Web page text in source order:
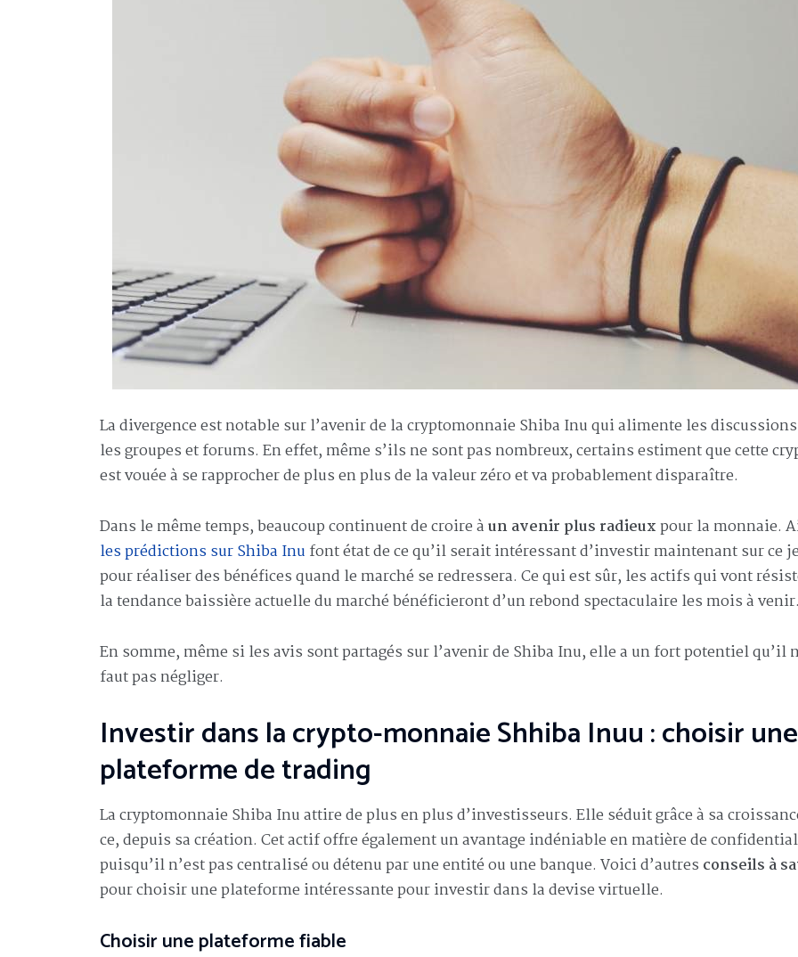
La divergence est notable sur l’avenir de la cryptomonnaie Shiba Inu qui alimente les
les groupes et forums. En effet, même s’ils ne sont pas nombreux, certains estiment que cette
est vouée à se rapprocher de plus en plus de la valeur zéro et va probablement disparaître.
Dans le même temps, beaucoup continuent de croire àun avenir plus radieuxpour la monnaie.
les prédictions sur Shiba Inu font état de ce qu’il serait intéressant d’investir maintenant sur ce
pour réaliser des bénéfices quand le marché se redressera. Ce qui est sûr, les actifs qui vont
la tendance baissière actuelle du marché bénéficieront d’un rebond spectaculaire les mois à venir.
En somme, même si les avis sont partagés sur l’avenir de Shiba Inu, elle a un fort potentiel qu’il
faut pas négliger.
Investir dans la crypto-monnaie Shhiba Inuu : choisir une
plateforme de trading
La cryptomonnaie Shiba Inu attire de plus en plus d’investisseurs. Elle séduit grâce à sa
ce, depuis sa création. Cet actif offre également un avantage indéniable en matière de
puisqu’il n’est pas centralisé ou détenu par une entité ou une banque. Voici d’autres conseils à
pour choisir une plateforme intéressante pour investir dans la devise virtuelle.
Choisir une plateforme fiable